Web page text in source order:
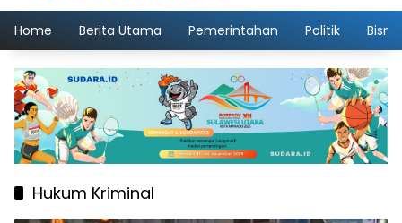
Home Berita Utama Pemerintahan Politik
Hukum Kriminal